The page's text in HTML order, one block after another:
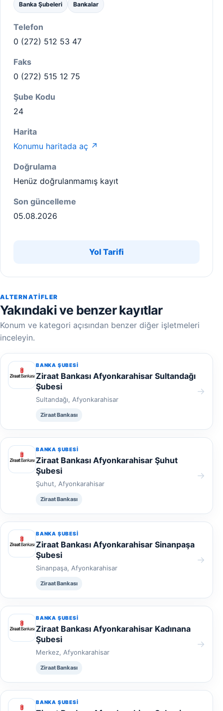
Banka Şubeleri Bankalar
Telefon
0 (272) 512 53 47
Faks
0 (272) 515 12 75
Şube Kodu
24
Harita
Konumu haritada aç ↗
Doğrulama
Henüz doğrulanmamış kayıt
Son güncelleme
05.08.2026
Yol Tarifi
ALTERNATIFLER
Yakındaki ve benzer kayıtlar
Konum ve kategori açısından benzer diğer işletmeleri
inceleyin.
BANKA ŞUBESI
Ziraat Bankası Afyonkarahisar Sultandağı
Şubesi
Sultandağı, Afyonkarahisar
Ziraat Bankası
→
BANKA ŞUBESI
Ziraat Bankası Afyonkarahisar Şuhut
Şubesi
Şuhut, Afyonkarahisar
Ziraat Bankası
→
BANKA ŞUBESI
Ziraat Bankası Afyonkarahisar Sinanpaşa
Şubesi
Sinanpaşa, Afyonkarahisar
Ziraat Bankası
→
BANKA ŞUBESI
Ziraat Bankası Afyonkarahisar Kadınana
Şubesi
Merkez, Afyonkarahisar
Ziraat Bankası
→
BANKA ŞUBESI